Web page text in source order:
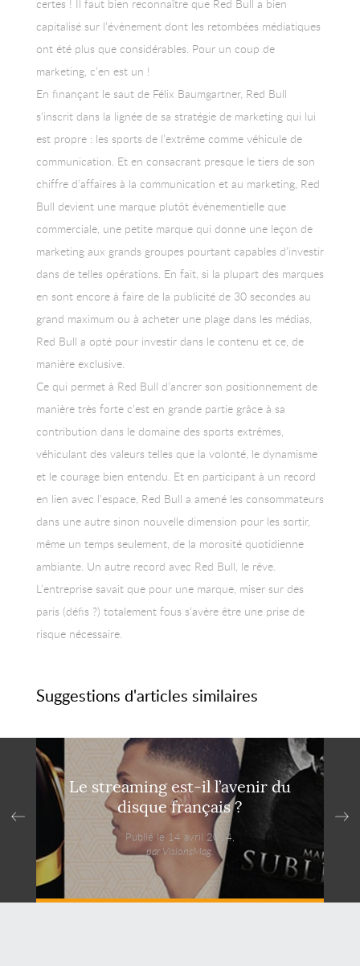
certes ! Il faut bien reconnaître que Red Bull a bien
capitalisé sur l’évènement dont les retombées médiatiques
ont été plus que considérables. Pour un coup de
marketing, c’en est un !
En finançant le saut de Félix Baumgartner, Red Bull
s’inscrit dans la lignée de sa stratégie de marketing qui lui
est propre : les sports de l’extrême comme véhicule de
communication. Et en consacrant presque le tiers de son
chiffre d’affaires à la communication et au marketing, Red
Bull devient une marque plutôt évènementielle que
commerciale, une petite marque qui donne une leçon de
marketing aux grands groupes pourtant capables d’investir
dans de telles opérations. En fait, si la plupart des marques
en sont encore à faire de la publicité de 30 secondes au
grand maximum ou à acheter une plage dans les médias,
Red Bull a opté pour investir dans le contenu et ce, de
manière exclusive.
Ce qui permet à Red Bull d’ancrer son positionnement de
manière très forte c’est en grande partie grâce à sa
contribution dans le domaine des sports extrêmes,
véhiculant des valeurs telles que la volonté, le dynamisme
et le courage bien entendu. Et en participant à un record
en lien avec l’espace, Red Bull a amené les consommateurs
dans une autre sinon nouvelle dimension pour les sortir,
même un temps seulement, de la morosité quotidienne
ambiante. Un autre record avec Red Bull, le rêve.
L’entreprise savait que pour une marque, miser sur des
paris (défis ?) totalement fous s’avère être une prise de
risque nécessaire.
Suggestions d'articles similaires
Le streaming est-il l’avenir du
disque français ?
Publié le 14 avril 2014,
par VisionsMag.